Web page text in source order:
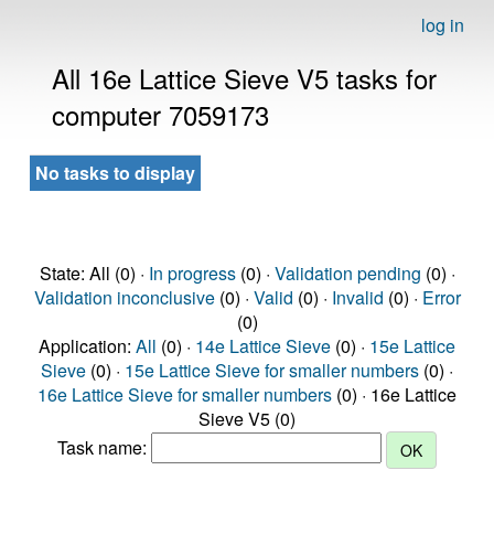
log in
All 16e Lattice Sieve V5 tasks for
computer 7059173
No tasks to display
State: All (0) · In progress(0) · Validation pending (0) ·
Validation inconclusive(0) · Valid (0) · Invalid (0) · Error
(0)
Application: All (0) · 14e Lattice Sieve (0) · 15e Lattice
Sieve (0) · 15e Lattice Sieve for smaller numbers (0) ·
16e Lattice Sieve for smaller numbers (0) · 16e Lattice
Sieve V5 (0)
Task name: